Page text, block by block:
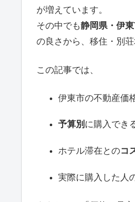
が増えています。
その中でも静岡県・伊
の良さから、移住・別
この記事では、
伊東市の不動産価
予算別 に購入でき
ホテル滞在とのコ
実際に購入した人